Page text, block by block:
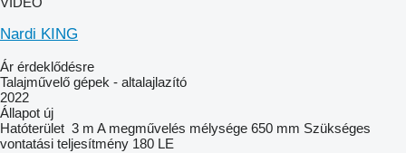
Nardi KING
Ár érdeklődésre
Talajművelő gépek - altalajlazító
2022
Állapot új
Hatóterület 3 m A megművelés mélysége 650 mm Szükséges
vontatási teljesítmény 180 LE